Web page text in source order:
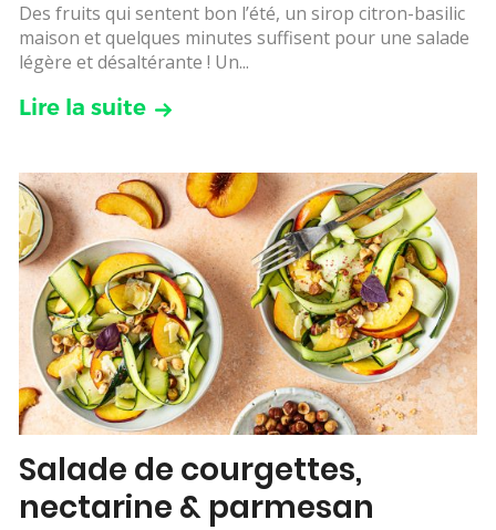
Des fruits qui sentent bon l’été, un sirop citron-basilic
maison et quelques minutes suffisent pour une salade
légère et désaltérante ! Un...
Lire la suite
Salade de courgettes,
nectarine & parmesan